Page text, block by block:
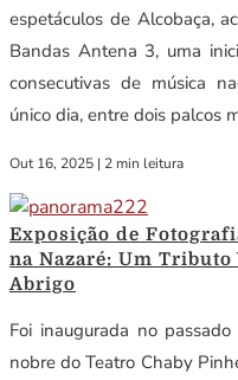
espetáculos de Alcobaça,
Bandas Antena 3, uma
consecutivas de música
único dia, entre dois palcos
Out 16, 2025 | 2 min leitura
Exposição de
na Nazaré: Um
Abrigo
Foi inaugurada no
nobre do Teatro Chaby